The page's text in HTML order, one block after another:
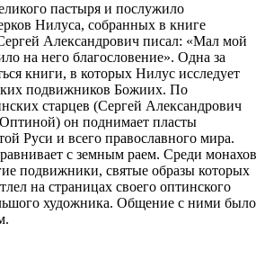
пастыря и послужило
Нилуса, собранных в книге
Александрович писал: «Мал мой
на него благословение». Одна за
книги, в которых Нилус исследует
подвижников Божиих. По
старцев (Сергей Александрович
он поднимает пласты
Руси и всего православного мира.
с земным раем. Среди монахов
подвижники, святые образы которых
на страницах своего оптинского
художника. Общение с ними было